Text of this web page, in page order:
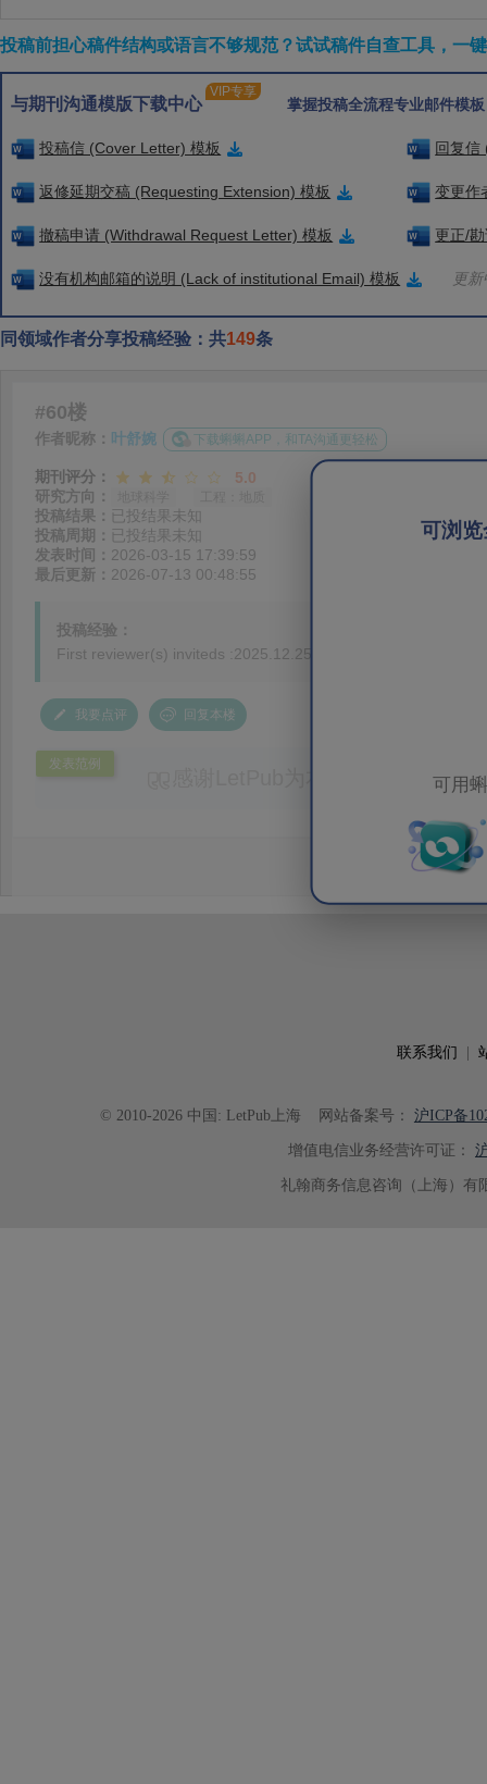
投稿前担心稿件结构或语言不够规范？试试稿件自查工具，一
与期刊沟通模版下载中心
VIP专享
掌握投稿全流程专业邮件模
投稿信 (Cover Letter) 模板 回复信
返修延期交稿 (Requesting Extension) 模板 变更作
撤稿申请 (Withdrawal Request Letter) 模板 更正/
没有机构邮箱的说明 (Lack of institutional Email) 模板 更
同领域作者分享投稿经验：共149条
可浏
可用
#60楼
作者昵称： 叶舒婉 下载蝌蝌APP，和TA沟通更轻松
期刊评分：
5.0
研究方向：
投稿结果： 已投结果未知
投稿周期： 已投结果未知
发表时间： 2026-03-15 17:39:59
最后更新： 2026-07-13 00:48:55
投稿经验：
First reviewer(s) inviteds :2025.12.25 到现在都快4个月了还是
我要点评 回复本楼
发表范例
感谢LetPub为本论文提供专业
效应及界面电荷传输等研究内容，
论述逻辑进行了系统梳理，使研究
析及机理讨论之间的关系更加清晰
联系我们
© 2010-2026 中国: LetPub上海 网站备案号： 沪ICP备
增值电信业务经营许可证：
礼翰商务信息咨询（上海）